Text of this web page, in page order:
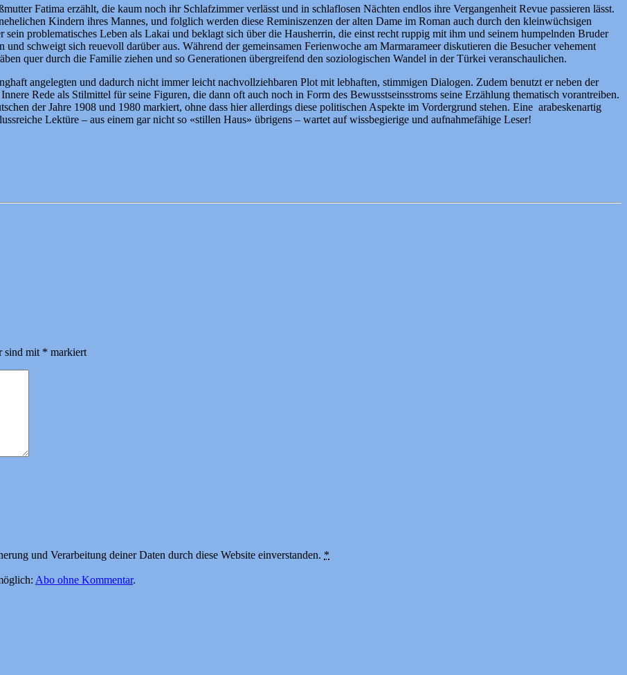
Fatima erzählt, die kaum noch ihr Schlafzimmer verlässt und in schlaflosen Nächten endlos ihre Vergangenheit Revue passieren lässt.
Kindern ihres Mannes, und folglich werden diese Reminiszenzen der alten Dame im Roman auch durch den kleinwüchsigen
problematisches Leben als Lakai und beklagt sich über die Hausherrin, die einst recht ruppig mit ihm und seinem humpelnden Bruder
und schweigt sich reuevoll darüber aus. Während der gemeinsamen Ferienwoche am Marmarameer diskutieren die Besucher vehement
quer durch die Familie ziehen und so Generationen übergreifend den soziologischen Wandel in der Türkei veranschaulichen.
angelegten und dadurch nicht immer leicht nachvollziehbaren Plot mit lebhaften, stimmigen Dialogen. Zudem benutzt er neben der
Rede als Stilmittel für seine Figuren, die dann oft auch noch in Form des Bewusstseinsstroms seine Erzählung thematisch vorantreiben.
der Jahre 1908 und 1980 markiert, ohne dass hier allerdings diese politischen Aspekte im Vordergrund stehen. Eine arabeskenartig
Lektüre – aus einem gar nicht so «stillen Haus» übrigens – wartet auf wissbegierige und aufnahmefähige Leser!
sind mit * markiert
und Verarbeitung deiner Daten durch diese Website einverstanden. *
Abo ohne Kommentar.